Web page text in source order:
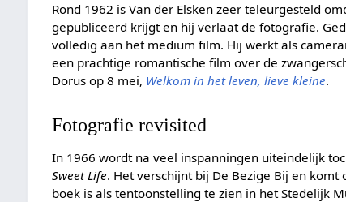
Rond 1962 is Van der Elsken zeer teleurgesteld
gepubliceerd krijgt en hij verlaat de fotografie.
volledig aan het medium film. Hij werkt als
een prachtige romantische film over de
Dorus op 8 mei, Welkom in het leven, lieve kleine.
Fotografie revisited
In 1966 wordt na veel inspanningen uiteindelijk
Sweet Life. Het verschijnt bij De Bezige Bij en
boek is als tentoonstelling te zien in het Stedelijk